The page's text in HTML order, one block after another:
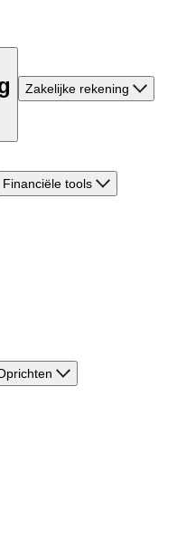
Zakelijke rekening
Financiële tools